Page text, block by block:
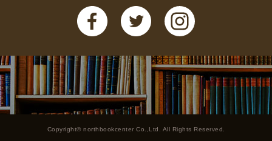
CD・DVD・Blu-ray
洋書
洋書
英語洋書
Copyright© northbookcenter Co.,Ltd. All Rights Reserved.